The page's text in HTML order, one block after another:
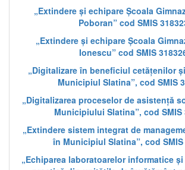
„Extindere și echipare Școala
Poboran” cod SMIS
„Extindere și echipare Școala
Ionescu” cod SMIS
„Digitalizare în beneficiul cetățenilor
Municipiul Slatina”, cod SMIS
„Digitalizarea proceselor de asistență
Municipiului Slatina”, cod SMIS
„Extindere sistem integrat de
în Municipiul Slatina”, cod SMIS
„Echiparea laboratoarelor informatice